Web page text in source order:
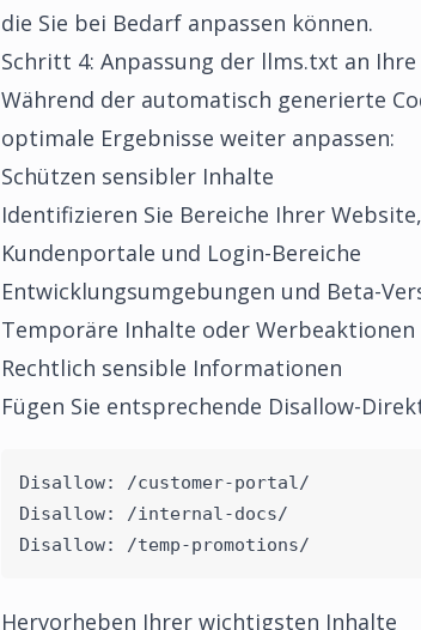
die Sie bei Bedarf anpassen können.
Schritt 4: Anpassung der llms.txt an
Während der automatisch generierte
optimale Ergebnisse weiter anpassen:
Schützen sensibler Inhalte
Identifizieren Sie Bereiche Ihrer
Kundenportale und Login-Bereiche
Entwicklungsumgebungen und Beta-
Temporäre Inhalte oder Werbeaktionen
Rechtlich sensible Informationen
Fügen Sie entsprechende Disallow-
Disallow: /customer-portal/
Disallow: /internal-docs/
Disallow: /temp-promotions/
Hervorheben Ihrer wichtigsten Inhalte